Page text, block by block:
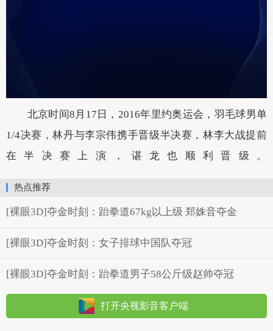
北京时间8月17日，2016年里约奥运会，羽毛球男单
1/4决赛，林丹与李宗伟携手晋级半决赛，林李大战提前
在半决赛上演，谌龙也顺利晋级。
热点推荐
[裸眼3D]夺金时刻：跆拳道67kg以上级 郑姝音夺金
[裸眼3D]夺金时刻：女子排球中国队夺冠
[裸眼3D]夺金时刻：跆拳道男子58公斤级赵帅夺冠
打开央视影音客户端